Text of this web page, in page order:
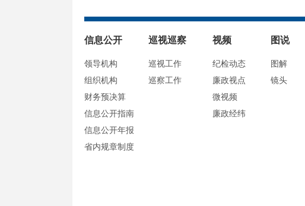
信息公开
领导机构
组织机构
财务预决算
信息公开指南
信息公开年报
省内规章制度
巡视巡察
巡视工作
巡察工作
视频
纪检动态
廉政视点
微视频
廉政经纬
图说
图解
镜头